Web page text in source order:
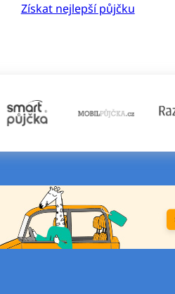
Získat nejlepší půjčku